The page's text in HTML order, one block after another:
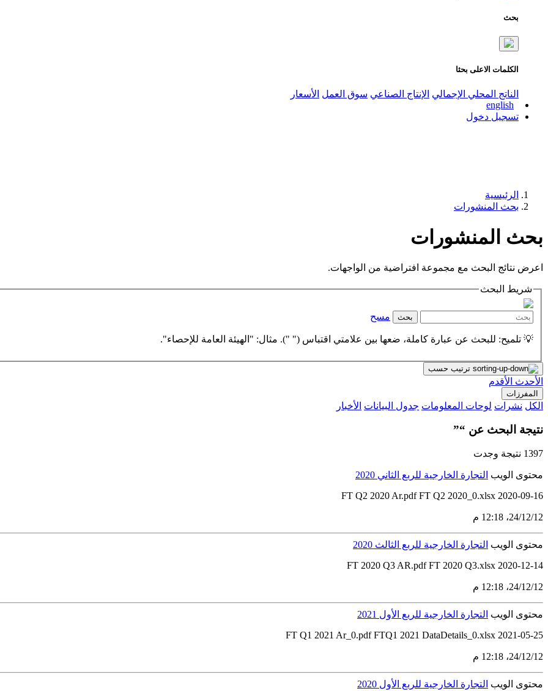
بحث
الكلمات الاعلى بحثا
الناتج المحلي الإجمالي الإنتاج الصناعي سوق العمل الأسعار
english
تسجيل دخول
الرئيسية
بحث المنشورات
بحث المنشورات
اعرض نتائج البحث مع مجموعة افتراضية من الواجهات.
شريط البحث
بحث مسح
💡 تلميح: للبحث عن عبارة كاملة، ضعها بين علامتي اقتباس (" "). مثال: "الهيئة العامة للإحصاء".
ترتيب حسب
الأحدث الأقدم
المفرزات
الكل نشرات لوحات المعلومات جدول البيانات الأخبار
نتيجة البحث عن “”
1397 نتيجة وجدت
محتوى الويب التجارة الخارجية للربع الثاني 2020
FT Q2 2020 Ar.pdf FT Q2 2020_0.xlsx 2020-09-16
12‏/12‏/24، 12:18 م
محتوى الويب التجارة الخارجية للربع الثالث 2020
FT 2020 Q3 AR.pdf FT 2020 Q3.xlsx 2020-12-14
12‏/12‏/24، 12:18 م
محتوى الويب التجارة الخارجية للربع الأول 2021
2021-05-25 FT Q1 2021 Ar_0.pdf FTQ1 2021 DataDetails_0.xlsx
12‏/12‏/24، 12:18 م
محتوى الويب التجارة الخارجية للربع الأول 2020